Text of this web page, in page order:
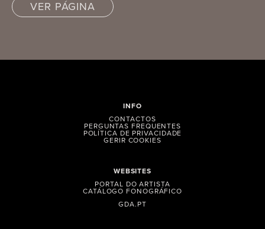
VER PÁGINA
WEBSITES
PORTAL DO ARTISTA
CATÁLOGO FONOGRÁFICO
GDA.PT
INFO
CONTACTOS
PERGUNTAS FREQUENTES
POLÍTICA DE PRIVACIDADE
GERIR COOKIES